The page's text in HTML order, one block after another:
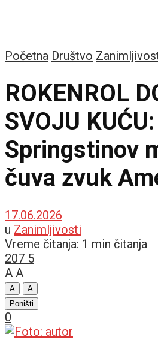
Početna Društvo
ROKENROL
SVOJU KUĆU:
Springstinov
čuva zvuk
17.06.2026
u Zanimljivosti
Vreme čitanja: 1 min čitanja
207 5
A A
A
A
Poništi
0